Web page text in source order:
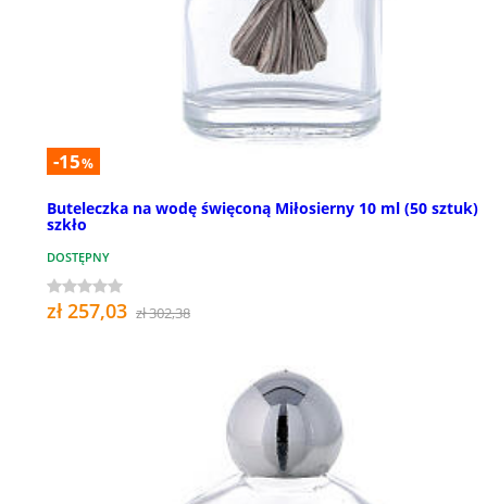
-15%
Buteleczka na wodę święconą Miłosierny 10 ml (50 sztuk)
szkło
DOSTĘPNY
zł 257,03 zł 302,38